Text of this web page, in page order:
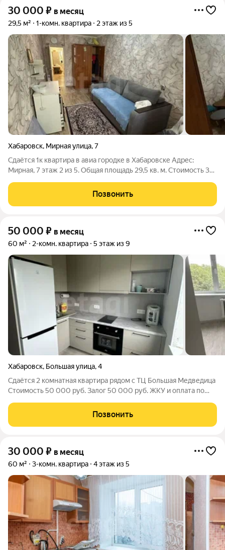
30 000 ₽ в месяц
29,5 м² 1-комн. квартира 2 этаж из 5
Хабаровск, Мирная улица,7
Сдаётся 1к квартира в авиа городке в Хабаровске Адрес:
Мирная, 7 этаж 2 из 5. Общая площадь 29,5 кв. м. Стоимость 30
Счётчики оплачивает арендатор Комиссия агентства 18 000
руб. оплачивается при
Позвонить
50 000 ₽ в месяц
60 м² 2-комн. квартира 5 этаж из 9
Хабаровск, Большая улица,4
Сдаётся 2 комнатная квартира рядом с ТЦ Большая Медведица
Стоимость 50 000 руб. Залог 50 000 руб. ЖКУ и оплата по
000 (оплачивается при заселении) О квартире 2-комнатная
квартира в ж/д районе,
Позвонить
30 000 ₽ в месяц
60 м² 3-комн. квартира 4 этаж из 5